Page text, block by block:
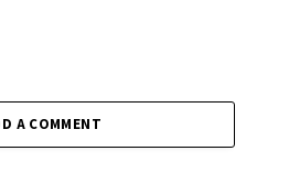
A COMMENT